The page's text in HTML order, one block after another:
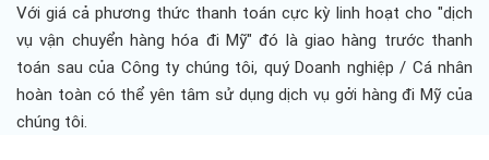
Với giá cả phương thức thanh toán cực kỳ linh hoạt cho "dịch
vụ vận chuyển hàng hóa đi Mỹ" đó là giao hàng trước thanh
toán sau của Công ty chúng tôi, quý Doanh nghiệp / Cá nhân
hoàn toàn có thể yên tâm sử dụng dịch vụ gởi hàng đi Mỹ của
chúng tôi.